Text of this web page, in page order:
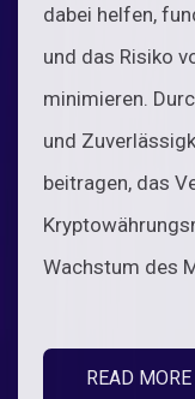
dabei helfen,
und das Risiko
minimieren.
und
beitragen, das
Wachstum des
READ MORE